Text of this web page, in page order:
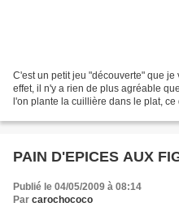
C'est un petit jeu "découverte" que
effet, il n'y a rien de plus agréable
l'on plante la cuillière dans le plat,
PAIN D'EPICES AUX
Publié le 04/05/2009 à 08:14
Par carochococo